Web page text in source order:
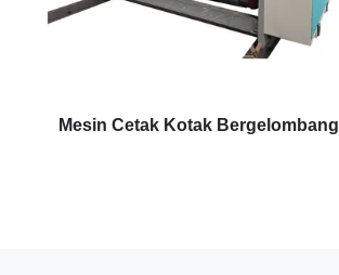
Mesin Cetak Kotak Bergelombang